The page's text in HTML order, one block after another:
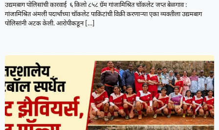
उद्यमबाग पोलिसांची कारवाई ६ किलो ८५८ ग्रॅम गांजामिश्रित चॉकलेट जप्त बेळगाव :
गांजामिश्रित अंमली पदार्थांच्या चॉकलेट पाकिटांची विक्री करणाऱ्या एका व्यक्तीला उद्यमबाग
पोलिसांनी अटक केली. आरोपीकडून[…]